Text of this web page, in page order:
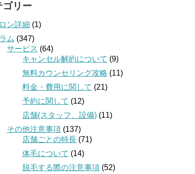
ゴリー
ン詳細 (1)
ム (347)
サービス (64)
キャンセル解約について (9)
無料カウンセリング攻略 (11)
料金・費用に関して (21)
予約に関して (12)
店舗(スタッフ、設備) (11)
その他注意事項 (137)
店舗ごとの特長 (71)
体毛について (14)
脱毛する際の注意事項 (52)